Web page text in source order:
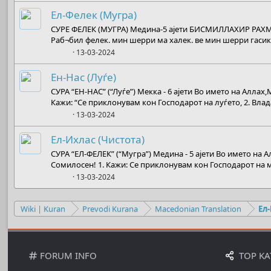
Ел-Фелек (Мугра)
СУРЕ ФЕЛЕК (МУГРА) Медина-5 ајети БИСМИЛЛАХИР
Раб¬бил фелек. мин шерри ма халек. ве мин шерри
13-03-2024
Ен-Нас (Луѓе)
СУРА “ЕН-НАС” (“Луѓе”) Мекка - 6 ајети Во името на
Кажи: “Се приклонувам кон Господарот на луѓето, 2.
13-03-2024
Ел-Ихлас (Чистота)
СУРА “ЕЛ-ФЕЛЕК” (“Мугра”) Медина - 5 ајети Во името на
Сомилосен! 1. Кажи: Се приклонувам кон Господарот на
13-03-2024
Wiki | Kuran Prevodi Kurana Macedonian Translation
FORUM INFO TOP